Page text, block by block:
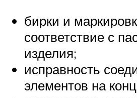
бирки и
соответствие с
изделия;
исправность
элементов на